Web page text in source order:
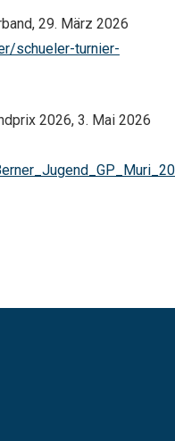
29. März 2026
schueler-turnier-
2026, 3. Mai 2026